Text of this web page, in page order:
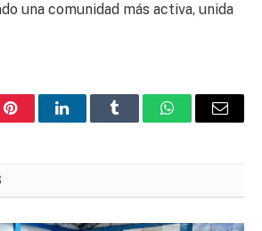
una comunidad más activa, unida
PinterestLinkedInTumblr WhatsAppEmail